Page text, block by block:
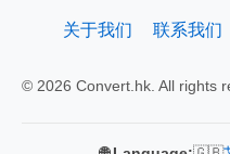
关于我们 联系我们
© 2026 Convert.hk. All rights